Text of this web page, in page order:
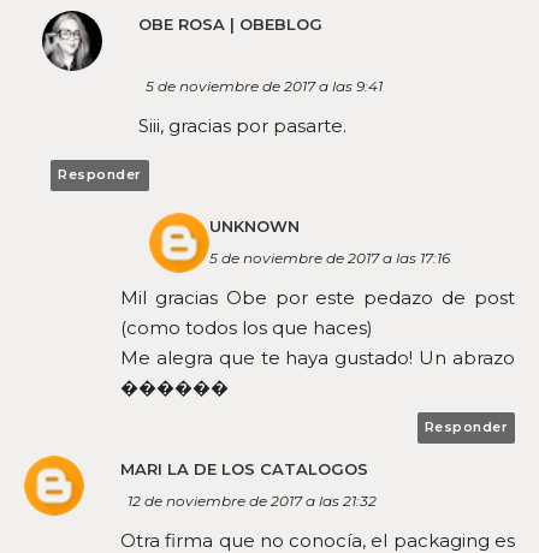
OBE ROSA | OBEBLOG
5 de noviembre de 2017 a las 9:41
Siii, gracias por pasarte.
Responder
UNKNOWN
5 de noviembre de 2017 a las 17:16
Mil gracias Obe por este pedazo de post
(como todos los que haces)
Me alegra que te haya gustado! Un abrazo
������
Responder
MARI LA DE LOS CATALOGOS
12 de noviembre de 2017 a las 21:32
Otra firma que no conocía, el packaging es